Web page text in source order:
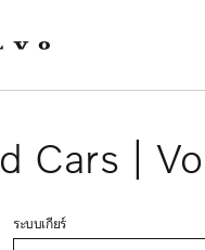
Cars |
ระบบเกียร์